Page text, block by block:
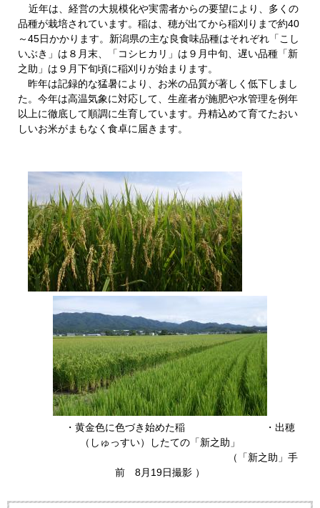
近年は、経営の大規模化や実需者からの要望により、多くの
品種が栽培されています。稲は、穂が出てから稲刈りまで約40
～45日かかります。新潟県の主な良食味品種はそれぞれ「こし
いぶき」は８月末、「コシヒカリ」は９月中旬、遅い品種「新
之助」は９月下旬頃に稲刈りが始まります。
昨年は記録的な猛暑により、お米の品質が著しく低下しまし
た。今年は高温気象に対応して、生産者が施肥や水管理を例年
以上に徹底して順調に生育しています。丹精込めて育てたおい
しいお米がまもなく食卓に届きます。
・黄金色に色づき始めた稲 ・出穂
（しゅっすい）したての「新之助」​
（「新之助」手
前 8月19日撮影 ）